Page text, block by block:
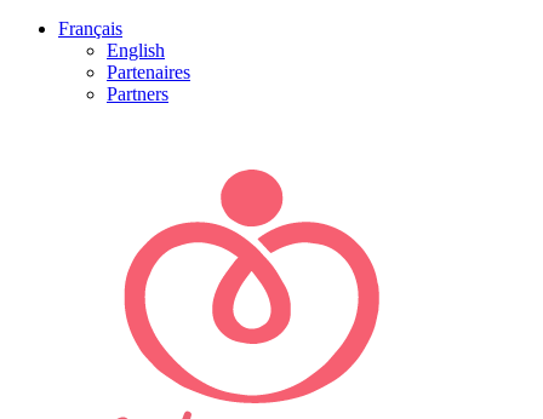
Français
English
Partenaires
Partners